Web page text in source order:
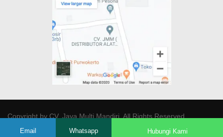
Copyright byCV. Java Multi Mandiri. All Rights Reserved.
Email Whatsapp Hubungi Kami